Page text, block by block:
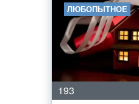
ЛЮБОПЫТНОЕ
193